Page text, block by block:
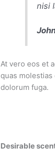
nisi
At vero eos et
quas
dolorum fuga.
Desirable